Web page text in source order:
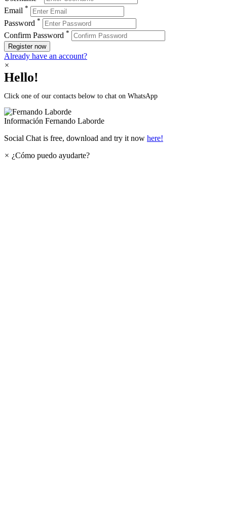
Email *
Password *
Confirm Password *
Register now
Already have an account?
×
Hello!
Click one of our contacts below to chat on WhatsApp
Información Fernando Laborde
Social Chat is free, download and try it now here!
× ¿Cómo puedo ayudarte?